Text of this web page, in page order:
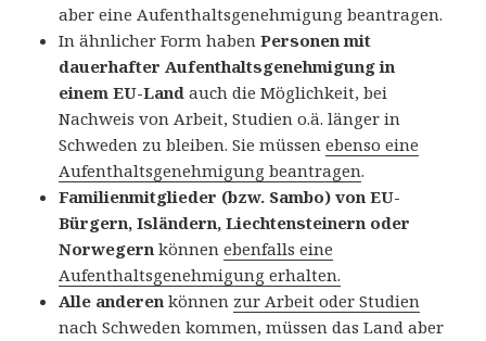
aber eine Aufenthaltsgenehmigung beantragen.
In ähnlicher Form habenPersonen mit
dauerhafter Aufenthaltsgenehmigung in
einem EU-Land auch die Möglichkeit, bei
Nachweis von Arbeit, Studien o.ä. länger in
Schweden zu bleiben. Sie müssenebenso eine
Aufenthaltsgenehmigung beantragen.
Familienmitglieder (bzw. Sambo) von EU-
Bürgern, Isländern, Liechtensteinern oder
Norwegern könnenebenfalls eine
Aufenthaltsgenehmigung erhalten.
Alle anderen können zur Arbeit oder Studien
nach Schweden kommen, müssen das Land aber